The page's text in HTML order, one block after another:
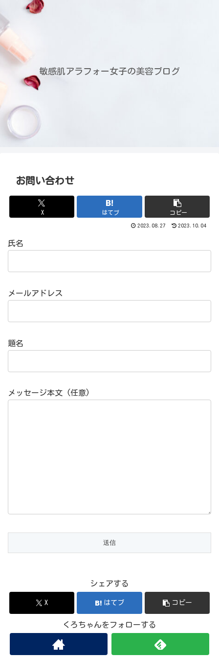
敏感肌アラフォー女子の美容ブログ
お問い合わせ
X はてブ コピー
2023.08.27 2023.10.04
氏名
メールアドレス
題名
メッセージ本文 (任意)
シェアする
X はてブ コピー
くろちゃんをフォローする